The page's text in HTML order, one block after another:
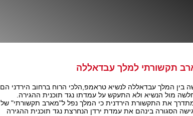
תקשורתי למלך עבדאללה
בין המלך עבדאללה לנשיא טראמפ,הלכי הרוח ברחוב הירדני הם
מול הנשיא ולא התעקש על עמדתו נגד תוכנית ההגירה.
את התקשורת הירדנית כי המלך נפל ל"מארב תקשורתי" של
הסגורה בינהם את עמדת ירדן הנחרצת נגד תוכנית ההגירה